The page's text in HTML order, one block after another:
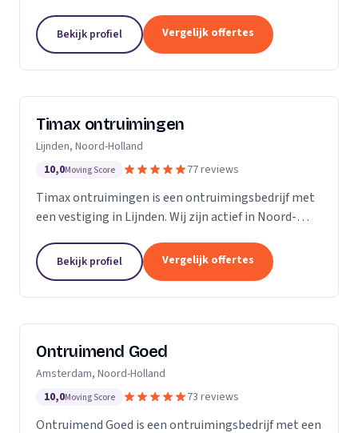
Bekijk profiel Vergelijk offertes
Timax ontruimingen
Lijnden, Noord-Holland
10,0Moving Score 77 reviews
Timax ontruimingen is een ontruimingsbedrijf met
een vestiging in Lijnden. Wij zijn actief in Noord-
een 5.Bekijk profiel Vergelijk offertes
Ontruimend Goed
Amsterdam, Noord-Holland
10,0Moving Score 73 reviews
Ontruimend Goed is een ontruimingsbedrijf met een